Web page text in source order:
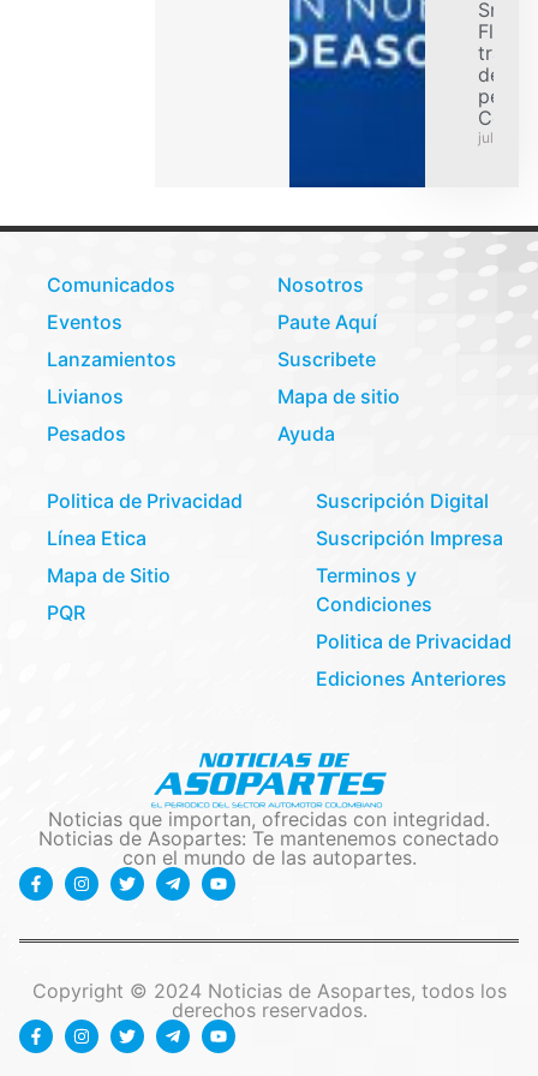
Smart
Flex
de
julio 31,
Comunicados
Eventos
Lanzamientos
Livianos
Pesados
Nosotros
Paute Aquí
Suscribete
Mapa de sitio
Ayuda
Politica de Privacidad
Línea Etica
Mapa de Sitio
PQR
Suscripción Digital
Suscripción Impresa
Terminos y
Condiciones
Politica de Privacidad
Ediciones Anteriores
Noticias que importan, ofrecidas con integridad.
Noticias de Asopartes: Te mantenemos conectado
con el mundo de las autopartes.
Copyright © 2024 Noticias de Asopartes, todos los
derechos reservados.